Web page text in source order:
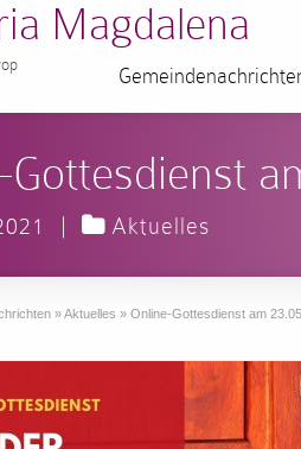
Magdalena
Gottesdienst
| Aktuelles
»Aktuelles » Online-Gottesdienst am